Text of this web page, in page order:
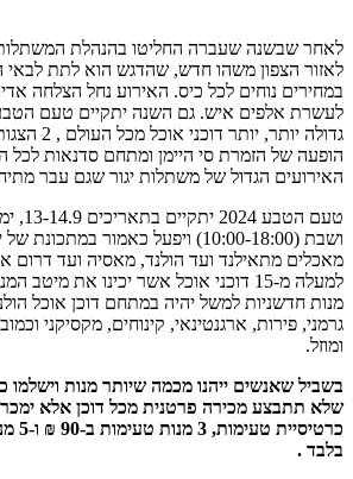
לאחר שבשנה שעברה החליטו בהנהלת המשתלות
לאזור הצפון משהו חדש, שהדגש הוא לתת לבאי
במחירים נוחים לכל כיס. האירוע נחל הצלחה
לעשרת אלפים איש. גם השנה יתקיים טעם
גדולה יותר,
הופעה של הזמרת סי היימן ומתחם סדנאות
האירועים הגדול של משתלות יגור שגם עבר
ושבת (10:00-18:00) ויפעל כאמור
מאכלים מתאילנד ועד הולנד, מאסיה ועד דרום
למעלה מ-15 דוכני אוכל אשר יכינו את
מנות חדשניות למשל יהיה במתחם דוכן אוכל
ומוזל.
בשביל שאנשים ייהנו מכמה שיותר מנות
שלא תתבצע מכירה פרטנית מכל דוכן אלא
בלבד .